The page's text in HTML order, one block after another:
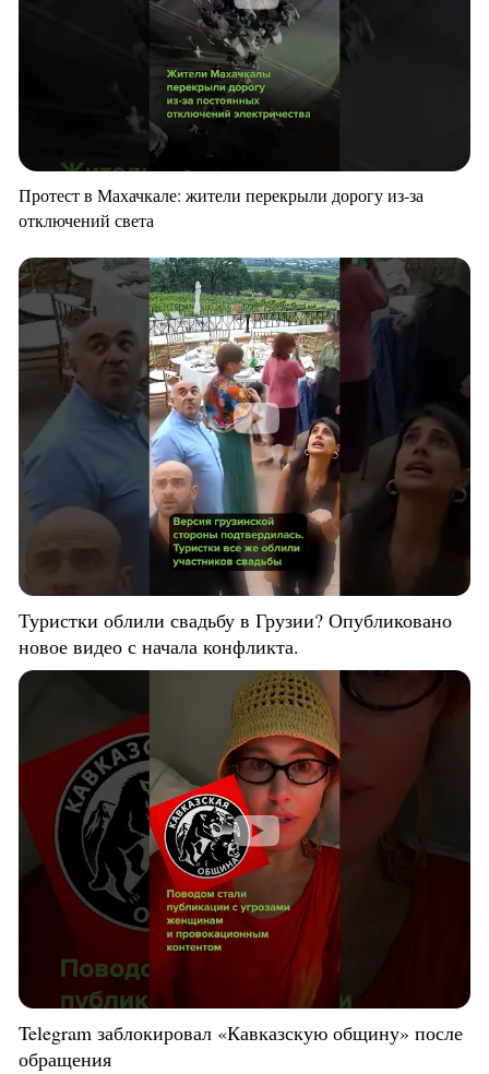
Протест в Махачкале: жители перекрыли дорогу из-за
отключений света
Туристки облили свадьбу в Грузии? Опубликовано
новое видео с начала конфликта.
Telegram заблокировал «Кавказскую общину» после
обращения